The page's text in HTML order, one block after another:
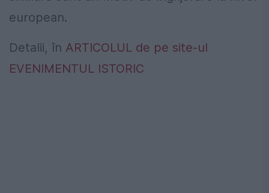
european.
Detalii, în ARTICOLUL de pe site-ul
EVENIMENTUL ISTORIC